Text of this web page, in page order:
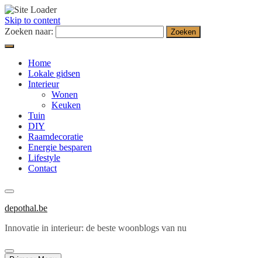
Skip to content
Zoeken naar:
Home
Lokale gidsen
Interieur
Wonen
Keuken
Tuin
DIY
Raamdecoratie
Energie besparen
Lifestyle
Contact
depothal.be
Innovatie in interieur: de beste woonblogs van nu